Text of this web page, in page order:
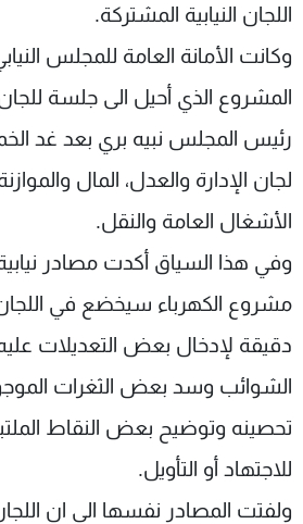
اللجان النيابية المشتركة.
وكانت الأمانة العامة للمجلس
المشروع الذي أحيل الى جلسة
رئيس المجلس نبيه بري بعد غد
لجان الإدارة والعدل، المال
الأشغال العامة والنقل.
وفي هذا السياق أكدت مصادر
مشروع الكهرباء سيخضع في اللجان
دقيقة لإدخال بعض التعديلات
الشوائب وسد بعض الثغرات
تحصينه وتوضيح بعض النقاط
للاجتهاد أو التأويل.
ولفتت المصادر نفسها الى ان